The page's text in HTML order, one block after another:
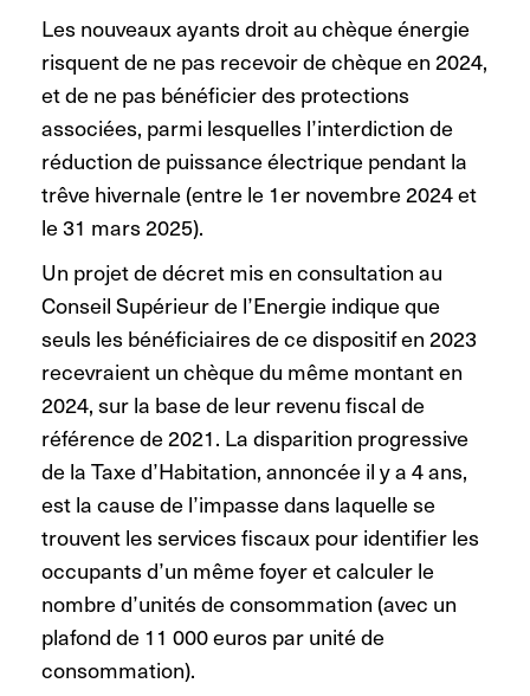
Les nouveaux ayants droit au chèque énergie
risquent de ne pas recevoir de chèque en 2024,
et de ne pas bénéficier des protections
associées, parmi lesquelles l’interdiction de
réduction de puissance électrique pendant la
trêve hivernale (entre le 1er novembre 2024 et
le 31 mars 2025).
Un projet de décret mis en consultation au
Conseil Supérieur de l’Energie indique que
seuls les bénéficiaires de ce dispositif en 2023
recevraient un chèque du même montant en
2024, sur la base de leur revenu fiscal de
référence de 2021. La disparition progressive
de la Taxe d’Habitation, annoncée il y a 4 ans,
est la cause de l’impasse dans laquelle se
trouvent les services fiscaux pour identifier les
occupants d’un même foyer et calculer le
nombre d’unités de consommation (avec un
plafond de 11 000 euros par unité de
consommation).